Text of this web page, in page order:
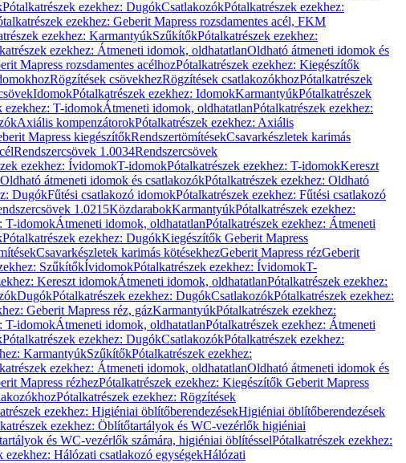
Pótalkatrészek ezekhez: DugókCsatlakozókPótalkatrészek ezekhez:
ezekhez: Geberit Mapress rozsdamentes acél, FKM
ezekhez: KarmantyúkSzűkítőkPótalkatrészek ezekhez:
ezekhez: Átmeneti idomok, oldhatatlanOldható átmeneti idomok és
Mapress rozsdamentes acélhozPótalkatrészek ezekhez: Kiegészítők
Rögzítések csövekhezRögzítések csatlakozókhozPótalkatrészek
IdomokPótalkatrészek ezekhez: IdomokKarmantyúkPótalkatrészek
ezekhez: T-idomokÁtmeneti idomok, oldhatatlanPótalkatrészek ezekhez:
Axiális kompenzátorokPótalkatrészek ezekhez: Axiális
Mapress kiegészítőkRendszertömítésekCsavarkészletek karimás
Rendszercsövek 1.0034Rendszercsövek
ezekhez: ÍvidomokT-idomokPótalkatrészek ezekhez: T-idomokKereszt
Oldható átmeneti idomok és csatlakozókPótalkatrészek ezekhez: Oldható
DugókFűtési csatlakozó idomokPótalkatrészek ezekhez: Fűtési csatlakozó
1.0215KözdarabokKarmantyúkPótalkatrészek ezekhez:
T-idomokÁtmeneti idomok, oldhatatlanPótalkatrészek ezekhez: Átmeneti
Pótalkatrészek ezekhez: DugókKiegészítők Geberit Mapress
Csavarkészletek karimás kötésekhezGeberit Mapress rézGeberit
SzűkítőkÍvidomokPótalkatrészek ezekhez: ÍvidomokT-
Kereszt idomokÁtmeneti idomok, oldhatatlanPótalkatrészek ezekhez:
DugókPótalkatrészek ezekhez: DugókCsatlakozókPótalkatrészek ezekhez:
Geberit Mapress réz, gázKarmantyúkPótalkatrészek ezekhez:
T-idomokÁtmeneti idomok, oldhatatlanPótalkatrészek ezekhez: Átmeneti
Pótalkatrészek ezekhez: DugókCsatlakozókPótalkatrészek ezekhez:
KarmantyúkSzűkítőkPótalkatrészek ezekhez:
ezekhez: Átmeneti idomok, oldhatatlanOldható átmeneti idomok és
Mapress rézhezPótalkatrészek ezekhez: Kiegészítők Geberit Mapress
Pótalkatrészek ezekhez: Rögzítések
ezekhez: Higiéniai öblítőberendezésekHigiéniai öblítőberendezések
ezekhez: Öblítőtartályok és WC-vezérlők higiéniai
és WC-vezérlők számára, higiéniai öblítésselPótalkatrészek ezekhez:
ezekhez: Hálózati csatlakozó egységekHálózati